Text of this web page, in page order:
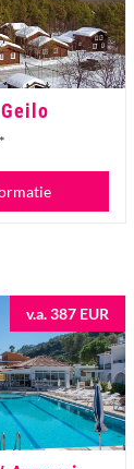
v.a. 387 EUR